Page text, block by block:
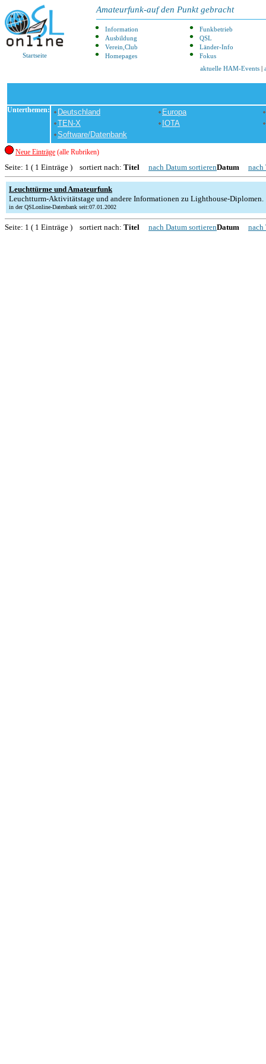
Startseite
Amateurfunk-auf den Punkt gebracht
Information
Funkbetrieb
Ausbildung
QSL
Verein,Club
Länder-Info
Homepages
Fokus
aktuelle HAM-Events
Unterthemen: Deutschland
Europa
TEN-X
IOTA
Software/Datenbank
Neue Einträge (alle Rubriken)
Seite: 1 ( 1 Einträge ) sortiert nach: Titel nach Datum sortierenDatum nach
Leuchttürme und Amateurfunk
Leuchtturm-Aktivitätstage und andere Informationen zu Lighthouse-Diplomen.
in der QSLonline-Datenbank seit:07.01.2002
Seite: 1 ( 1 Einträge ) sortiert nach: Titel nach Datum sortierenDatum nach